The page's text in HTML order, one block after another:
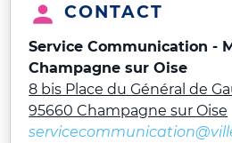
CONTACT
Service Communication -
Champagne sur Oise
8 bis Place du Général de
95660 Champagne sur Oise